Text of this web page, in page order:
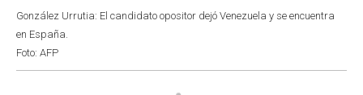
González Urrutia: El candidato opositor dejó Venezuela y se encuentra
en España.
Foto: AFP